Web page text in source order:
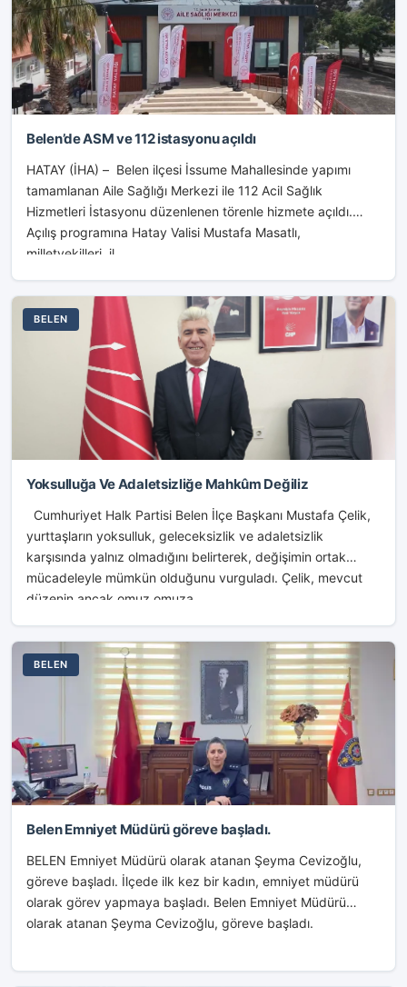
Belen’de ASM ve 112 istasyonu açıldı
HATAY (İHA) – Belen ilçesi İssume Mahallesinde yapımı
tamamlanan Aile Sağlığı Merkezi ile 112 Acil Sağlık
Hizmetleri İstasyonu düzenlenen törenle hizmete açıldı.
Açılış programına Hatay Valisi Mustafa Masatlı,
milletvekilleri, il...
BELEN
Yoksulluğa Ve Adaletsizliğe Mahkûm Değiliz
Cumhuriyet Halk Partisi Belen İlçe Başkanı Mustafa Çelik,
yurttaşların yoksulluk, geleceksizlik ve adaletsizlik
karşısında yalnız olmadığını belirterek, değişimin ortak
mücadeleyle mümkün olduğunu vurguladı. Çelik, mevcut
düzenin ancak omuz omuza...
BELEN
Belen Emniyet Müdürü göreve başladı.
BELEN Emniyet Müdürü olarak atanan Şeyma Cevizoğlu,
göreve başladı. İlçede ilk kez bir kadın, emniyet müdürü
olarak görev yapmaya başladı. Belen Emniyet Müdürü
olarak atanan Şeyma Cevizoğlu, göreve başladı.